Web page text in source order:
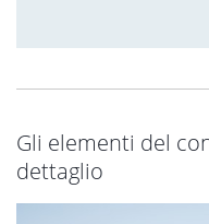
Gli elementi del
dettaglio